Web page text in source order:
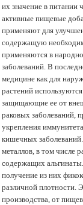
их значение в питании
активные пищевые
применяют для
содержащую
применяются в
заболеваний. В
медицине как для
растений
защищающие ее от
раковых заболеваний,
укрепления
кишечных
металлов, в том числе
содержащих
получение из них
различной плотности.
производства, от